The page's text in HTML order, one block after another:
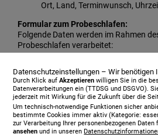
Ort, Land, Terminwunsch,
Formular zum Probeschlafen:
Folgende Daten werden im Rahmen
Probeschlafen verarbeitet:
Pflichtfelder: Anrede, Vorname,
Mailadresse, Telefonnummer,
(Checkbox)
Freiwillige Angaben:
Hausnummer, PLZ und Ort,
für, Ankreuzen zum
Daten aus dem Anfragetext
Datenschutzeinstellungen – Wir benötigen
Durch Klick aufAkzeptieren willigen Sie in die
Datenverarbeitungen ein (TTDSG und DSGVO).
jederzeit mit Wirkung für die Zukunft über die
Um technisch-notwendige Funktionen sicher
bestimmte Cookies immer aktiv (Kategorie:
zur Verarbeitung Ihrer personenbezogenen
ansehen und in unseren